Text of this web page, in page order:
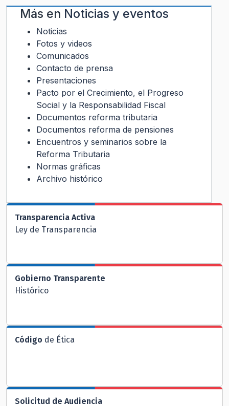
Más en Noticias y eventos
Noticias
Fotos y videos
Comunicados
Contacto de prensa
Presentaciones
Pacto por el Crecimiento, el Progreso
Social y la Responsabilidad Fiscal
Documentos reforma tributaria
Documentos reforma de pensiones
Encuentros y seminarios sobre la
Reforma Tributaria
Normas gráficas
Archivo histórico
Transparencia Activa
Ley de Transparencia
Gobierno Transparente
Histórico
Código de Ética
Solicitud de Audiencia